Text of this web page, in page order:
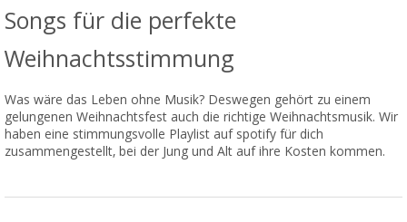
Songs für die perfekte
Weihnachtsstimmung
Was wäre das Leben ohne Musik? Deswegen gehört zu einem
gelungenen Weihnachtsfest auch die richtige Weihnachtsmusik. Wir
haben eine stimmungsvolle Playlist auf spotify für dich
zusammengestellt, bei der Jung und Alt auf ihre Kosten kommen.